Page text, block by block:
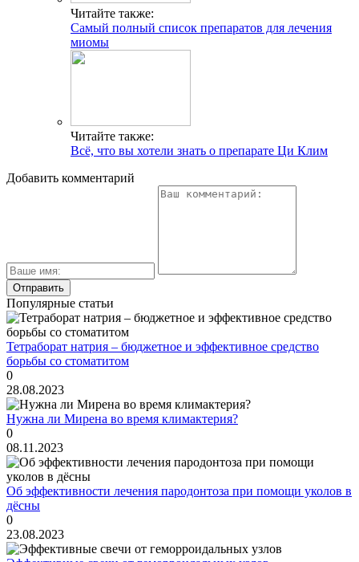
Читайте также:
Самый полный список препаратов для лечения
миомы
Читайте также:
Всё, что вы хотели знать о препарате Ци Клим
Добавить комментарий
Популярные статьи
Тетраборат натрия – бюджетное и эффективное средство
борьбы со стоматитом
0
28.08.2023
Нужна ли Мирена во время климактерия?
0
08.11.2023
Об эффективности лечения пародонтоза при помощи уколов в
дёсны
0
23.08.2023